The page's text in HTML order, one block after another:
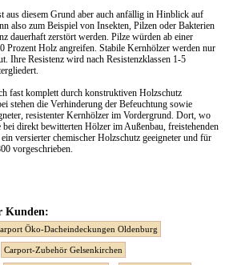
aus diesem Grund aber auch anfällig in Hinblick auf
also zum Beispiel von Insekten, Pilzen oder Bakterien
dauerhaft zerstört werden. Pilze würden ab einer
Prozent Holz angreifen. Stabile Kernhölzer werden nur
Ihre Resistenz wird nach Resistenzklassen 1-5
fast komplett durch konstruktiven Holzschutz
stehen die Verhinderung der Befeuchtung sowie
resistenter Kernhölzer im Vordergrund. Dort, wo
direkt bewitterten Hölzer im Außenbau, freistehenden
versierter chemischer Holzschutz geeigneter und für
vorgeschrieben.
Kunden:
Öko-Dacheindeckungen Oldenburg
Carport-Zubehör Gelsenkirchen